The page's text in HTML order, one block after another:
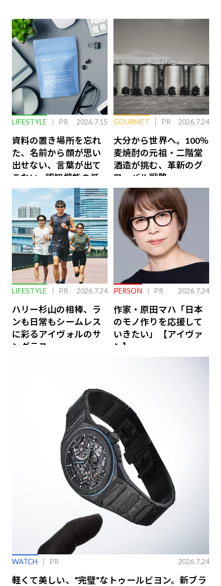
LIFESTYLE PR 2026.7.15
資料の置き場所を忘れ
た、名前から顔が思い
出せない、言葉が出て
こない…認知機能の低
下を救う、脳のインナ
ーケアとは
GOURMET PR 2026.7.24
大分から世界へ。100％
麦焼酎の元祖・二階堂
酒造が挑む、革新のグ
ローバル戦略
LIFESTYLE PR 2026.7.24
ハリー杉山の相棒、ラ
ンも日常もシームレス
に彩るアイヴォルのサ
ングラス
PERSON PR 2026.7.24
作家・原田マハ「日本
のモノ作りを応援して
いきたい」【アイヴァ
ン】
WATCH PR 2026.7.24
軽くて美しい、“完璧”なトゥールビヨン。新ブラ